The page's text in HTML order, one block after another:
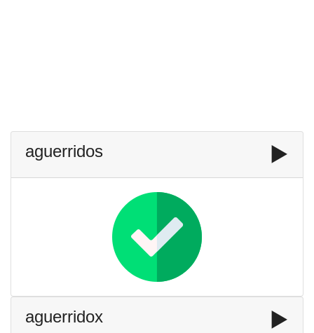
aguerridos ▶️
aguerridox ▶️